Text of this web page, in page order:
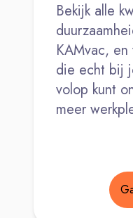
Bekijk alle
KAMvac,
die echt bij
volop kunt
meer